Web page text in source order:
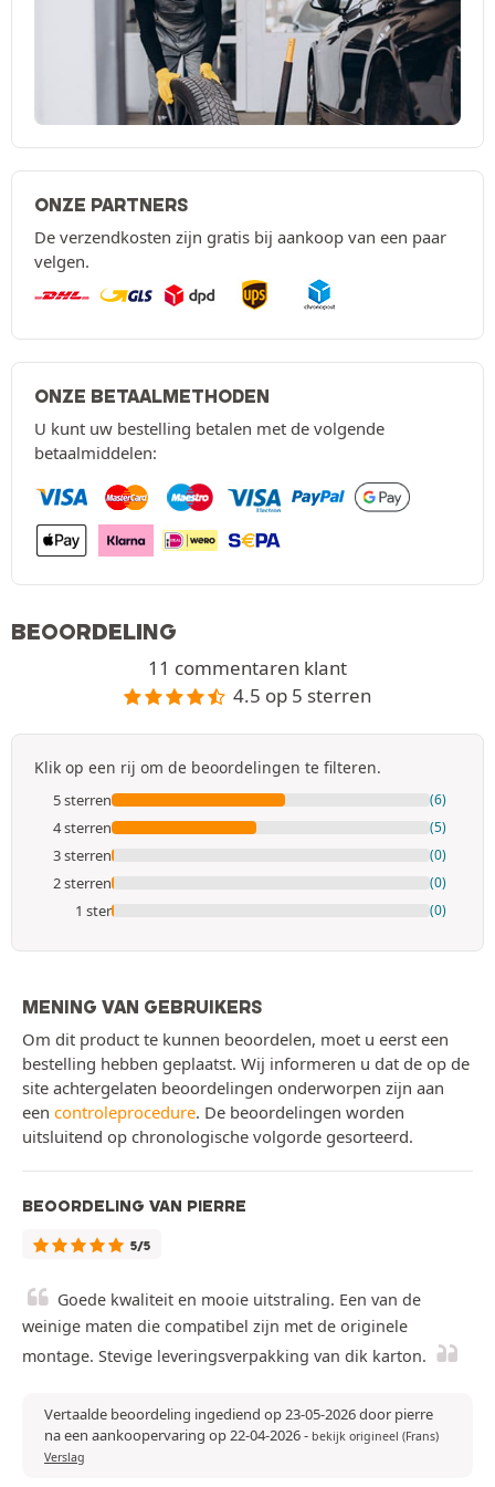
ONZE PARTNERS
De verzendkosten zijn gratis bij aankoop van een paar
velgen.
ONZE BETAALMETHODEN
U kunt uw bestelling betalen met de volgende
betaalmiddelen:
BEOORDELING
11 commentaren klant
4.5 op 5 sterren
Klik op een rij om de beoordelingen te filteren.
5 sterren (6)
4 sterren (5)
3 sterren (0)
2 sterren (0)
1 ster (0)
MENING VAN GEBRUIKERS
Om dit product te kunnen beoordelen, moet u eerst een
bestelling hebben geplaatst. Wij informeren u dat de op de
site achtergelaten beoordelingen onderworpen zijn aan
een controleprocedure. De beoordelingen worden
uitsluitend op chronologische volgorde gesorteerd.
BEOORDELING VAN PIERRE
5/5
Goede kwaliteit en mooie uitstraling. Een van de
weinige maten die compatibel zijn met de originele
montage. Stevige leveringsverpakking van dik karton.
Vertaalde beoordeling ingediend op 23-05-2026 door pierre
na een aankoopervaring op 22-04-2026- bekijk origineel (Frans)
Verslag